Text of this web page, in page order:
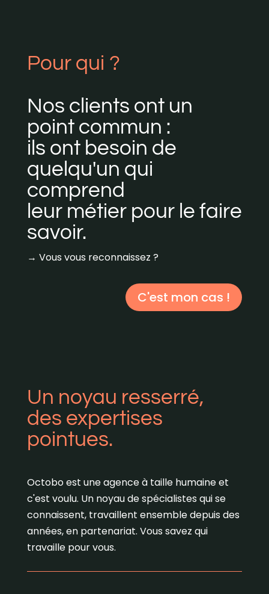
Pour qui ?
Nos clients ont un
point commun :
ils ont besoin de
quelqu'un qui
comprend
leur métier pour le faire
savoir.
→ Vous vous reconnaissez ?
C'est mon cas !
Un noyau resserré,
des expertises
pointues.
Octobo est une agence à taille humaine et
c'est voulu. Un noyau de spécialistes qui se
connaissent, travaillent ensemble depuis des
années, en partenariat. Vous savez qui
travaille pour vous.